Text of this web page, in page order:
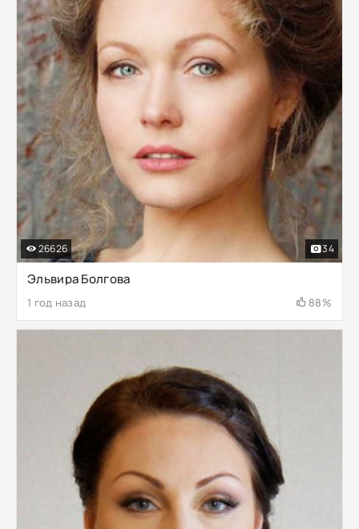
Эльвира Болгова
1 год назад 88%
26626 34